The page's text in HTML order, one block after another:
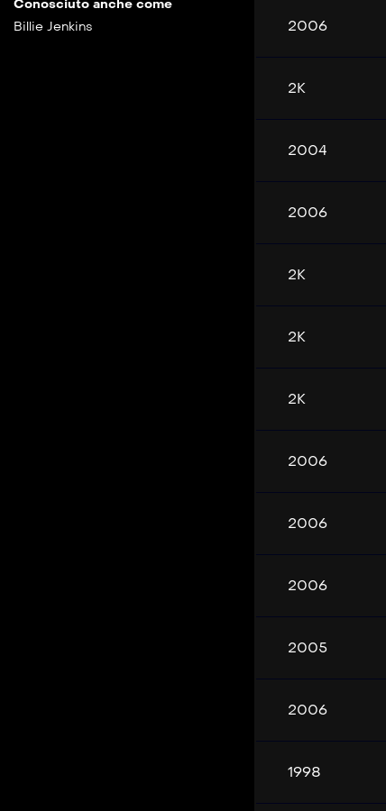
Conosciuto anche come
Billie Jenkins
2006
2K
2004
2006
2K
2K
2K
2006
2006
2006
2005
2006
1998